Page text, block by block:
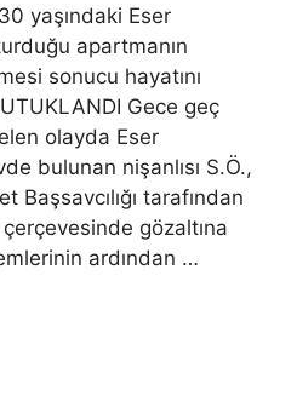
yaşındaki Eser
apartmanın
sonucu hayatını
Gece geç
olayda Eser
bulunan nişanlısı S.Ö.,
Başsavcılığı tarafından
gözaltına
ardından …